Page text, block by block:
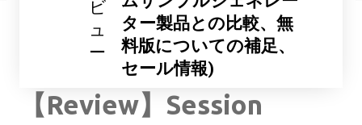
ビ
ュ
ー
ター製品との比較、無
料版についての補足、
セール情報)
【Review】Session